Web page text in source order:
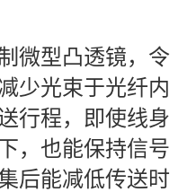
微型凸透镜，令
少光束于光纤内
行程，即使线身
，也能保持信号
后能减低传送时